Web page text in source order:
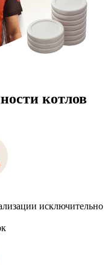
котлов
исключительно